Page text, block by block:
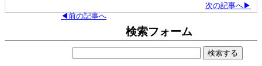
次の記事へ▶
◀前の記事へ
検索フォーム